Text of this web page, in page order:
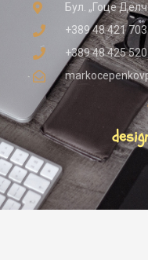
Бул. „Гоце
+389 48 421 703
+389 48 425 520